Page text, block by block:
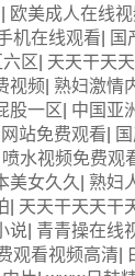
| 欧美成人在线
机在线观看| 国
区| 天天干天
视频| 熟妇激情
股一区| 中国亚
站免费观看|
喷水视频免费观
美女久久| 熟妇
| 天天干天天干
说| 青青操在线
观看视频高清|